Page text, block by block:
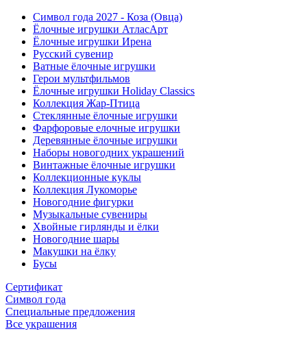
Символ года 2027 - Коза (Овца)
Ёлочные игрушки АтласАрт
Ёлочные игрушки Ирена
Русский сувенир
Ватные ёлочные игрушки
Герои мультфильмов
Ёлочные игрушки Holiday Classics
Коллекция Жар-Птица
Стеклянные ёлочные игрушки
Фарфоровые елочные игрушки
Деревянные ёлочные игрушки
Наборы новогодних украшений
Винтажные ёлочные игрушки
Коллекционные куклы
Коллекция Лукоморье
Новогодние фигурки
Музыкальные сувениры
Хвойные гирлянды и ёлки
Новогодние шары
Макушки на ёлку
Бусы
Сертификат
Символ года
Специальные предложения
Все украшения